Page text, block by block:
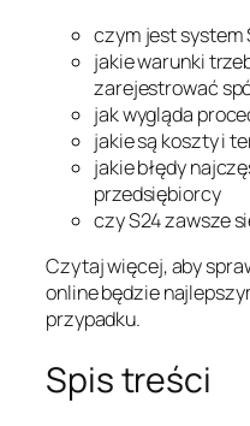
czym jest system
jakie warunki
zarejestrować
jak wygląda
jakie są koszty i
jakie błędy
przedsiębiorcy
czy S24 zawsze
Czytaj więcej, aby
online będzie
przypadku.
Spis treści